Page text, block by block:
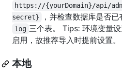
https://{yourDomain}/api/
secret}
，并检查数据库是否已
log 三个表。 Tips: 环境变量
启用，故推荐导入时提前设置。
本地